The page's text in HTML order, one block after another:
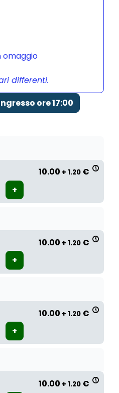
omaggio
differenti.
ore 17:00
10.00 + 1.20 €
10.00 + 1.20 €
10.00 + 1.20 €
10.00 + 1.20 €